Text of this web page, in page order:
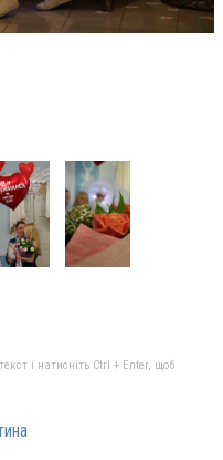
і натисніть Ctrl + Enter, щоб